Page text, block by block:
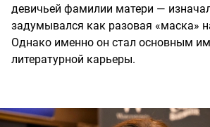
девичьей фамилии матери —
задумывался как разовая «маска»
Однако именно он стал основным
литературной карьеры.